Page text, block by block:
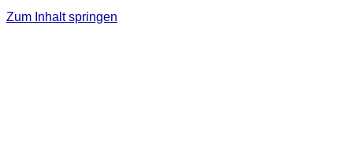
Zum Inhalt springen